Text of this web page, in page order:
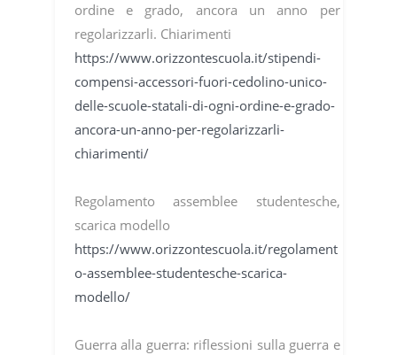
ordine e grado, ancora un anno per
regolarizzarli. Chiarimenti
https://www.orizzontescuola.it/stipendi-
compensi-accessori-fuori-cedolino-unico-
delle-scuole-statali-di-ogni-ordine-e-grado-
ancora-un-anno-per-regolarizzarli-
chiarimenti/
Regolamento assemblee studentesche,
scarica modello
https://www.orizzontescuola.it/regolament
o-assemblee-studentesche-scarica-
modello/
Guerra alla guerra: riflessioni sulla guerra e